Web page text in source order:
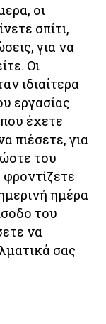
οι
σπίτι,
για να
Οι
ιδιαίτερα
εργασίας
έχετε
πιέσετε, για
του
ημέρα
του
να
σας